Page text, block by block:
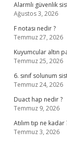
Alarmlı güvenlik
Ağustos 3, 2026
F notası nedir ?
Temmuz 27, 2026
Kuyumcular altın
Temmuz 25, 2026
6. sınıf solunum
Temmuz 24, 2026
Duact hap nedir ?
Temmuz 9, 2026
Atılım tıp ne kadar
Temmuz 3, 2026